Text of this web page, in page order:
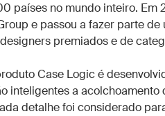
países no mundo inteiro. Em
e passou a fazer parte de
premiados e de
Case Logic é
inteligentes a acolchoamento
detalhe foi considerado